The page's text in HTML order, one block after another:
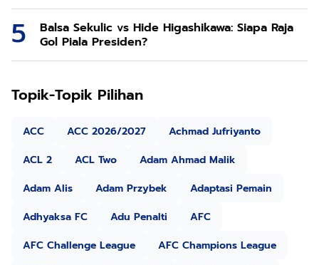
Balsa Sekulic vs Hide Higashikawa: Siapa Raja
Gol Piala Presiden?
Topik-Topik Pilihan
ACC ACC 2026/2027
Achmad Jufriyanto
ACL 2
ACL Two
Adam Ahmad Malik
Adam Alis
Adam Przybek
Adaptasi Pemain
Adhyaksa FC
Adu Penalti
AFC
AFC Challenge League
AFC Champions League